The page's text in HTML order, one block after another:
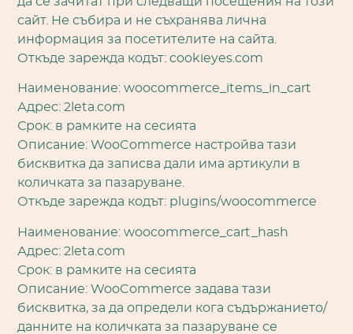
сайт. Не събира и не съхранява лична
информация за посетителите на сайта.
Откъде зарежда кодът: cookieyes.com
Наименование: woocommerce_items_in_cart
Адрес: 2leta.com
Срок: в рамките на сесията
Описание: WooCommerce настройва тази
бисквитка да записва дали има артикули в
количката за пазаруване.
Откъде зарежда кодът: plugins/woocommerce
Наименование: woocommerce_cart_hash
Адрес: 2leta.com
Срок: в рамките на сесията
Описание: WooCommerce задава тази
бисквитка, за да определи кога съдържанието/
данните на количката за пазаруване се